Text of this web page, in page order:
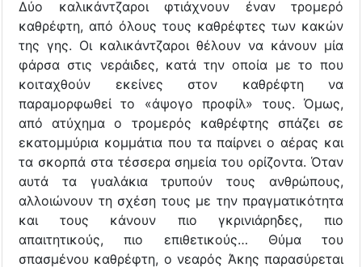
Δύο καλικάντζαροι φτιάχνουν έναν τρομερό
καθρέφτη, από όλους τους καθρέφτες των κακών
της γης. Οι καλικάντζαροι θέλουν να κάνουν μία
φάρσα στις νεράιδες, κατά την οποία με το που
κοιταχθούν εκείνες στον καθρέφτη να
παραμορφωθεί το «άψογο προφίλ» τους. Όμως,
από ατύχημα ο τρομερός καθρέφτης σπάζει σε
εκατομμύρια κομμάτια που τα παίρνει ο αέρας και
τα σκορπά στα τέσσερα σημεία του ορίζοντα. Όταν
αυτά τα γυαλάκια τρυπούν τους ανθρώπους,
αλλοιώνουν τη σχέση τους με την πραγματικότητα
και τους κάνουν πιο γκρινιάρηδες, πιο
απαιτητικούς, πιο επιθετικούς… Θύμα του
σπασμένου καθρέφτη, ο νεαρός Άκης παρασύρεται